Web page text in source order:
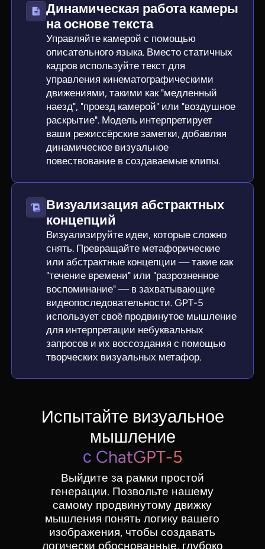
Динамическая работа камеры
на основе текста
Управляйте камерой с помощью
описательного языка. Вместо статичных
кадров используйте текст для
управления кинематографическими
движениями, такими как "медленный
наезд", "проезд камерой" или "воздушное
раскрытие". Модель интерпретирует
ваши режиссёрские заметки, добавляя
динамическое визуальное
повествование в создаваемые клипы.
Визуализация абстрактных
концепций
Визуализируйте идеи, которые сложно
снять. Превращайте метафорические
или абстрактные концепции — такие как
"течение времени" или "разрозненное
воспоминание" — в захватывающие
видеопоследовательности. GPT-5
использует своё продвинутое мышление
для интерпретации небуквальных
запросов и их воссоздания с помощью
творческих визуальных метафор.
Испытайте визуальное
мышление
с ChatGPT-5
Выйдите за рамки простой
генерации. Позвольте нашему
самому продвинутому движку
мышления понять логику вашего
изображения, чтобы создавать
логически обоснованные, глубоко